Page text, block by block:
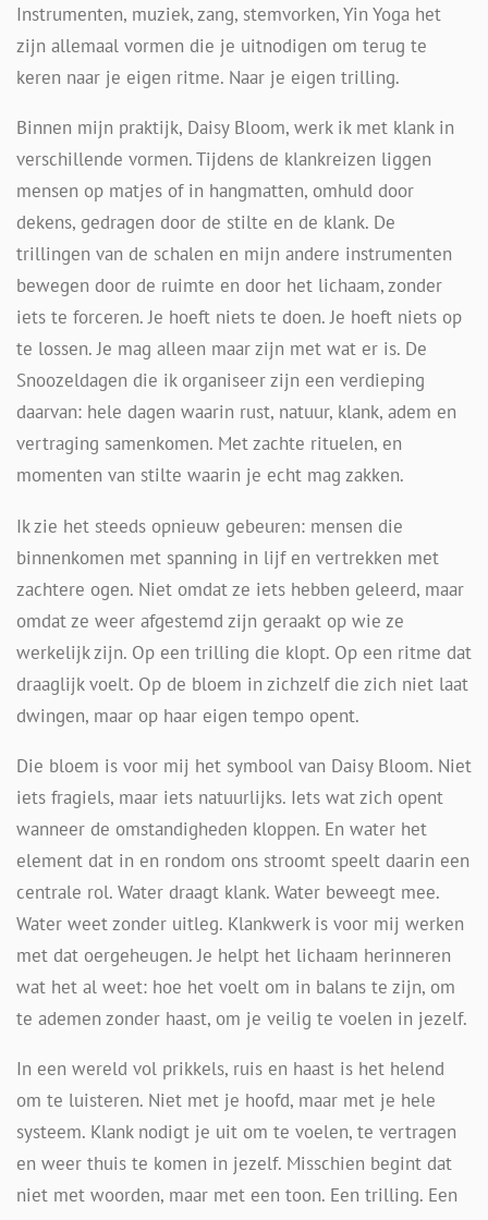
Instrumenten, muziek, zang, stemvorken, Yin Yoga het
zijn allemaal vormen die je uitnodigen om terug te
keren naar je eigen ritme. Naar je eigen trilling.
Binnen mijn praktijk, Daisy Bloom, werk ik met klank in
verschillende vormen. Tijdens de klankreizen liggen
mensen op matjes of in hangmatten, omhuld door
dekens, gedragen door de stilte en de klank. De
trillingen van de schalen en mijn andere instrumenten
bewegen door de ruimte en door het lichaam, zonder
iets te forceren. Je hoeft niets te doen. Je hoeft niets op
te lossen. Je mag alleen maar zijn met wat er is. De
Snoozeldagen die ik organiseer zijn een verdieping
daarvan: hele dagen waarin rust, natuur, klank, adem en
vertraging samenkomen. Met zachte rituelen, en
momenten van stilte waarin je echt mag zakken.
Ik zie het steeds opnieuw gebeuren: mensen die
binnenkomen met spanning in lijf en vertrekken met
zachtere ogen. Niet omdat ze iets hebben geleerd, maar
omdat ze weer afgestemd zijn geraakt op wie ze
werkelijk zijn. Op een trilling die klopt. Op een ritme dat
draaglijk voelt. Op de bloem in zichzelf die zich niet laat
dwingen, maar op haar eigen tempo opent.
Die bloem is voor mij het symbool van Daisy Bloom. Niet
iets fragiels, maar iets natuurlijks. Iets wat zich opent
wanneer de omstandigheden kloppen. En water het
element dat in en rondom ons stroomt speelt daarin een
centrale rol. Water draagt klank. Water beweegt mee.
Water weet zonder uitleg. Klankwerk is voor mij werken
met dat oergeheugen. Je helpt het lichaam herinneren
wat het al weet: hoe het voelt om in balans te zijn, om
te ademen zonder haast, om je veilig te voelen in jezelf.
In een wereld vol prikkels, ruis en haast is het helend
om te luisteren. Niet met je hoofd, maar met je hele
systeem. Klank nodigt je uit om te voelen, te vertragen
en weer thuis te komen in jezelf. Misschien begint dat
niet met woorden, maar met een toon. Een trilling. Een